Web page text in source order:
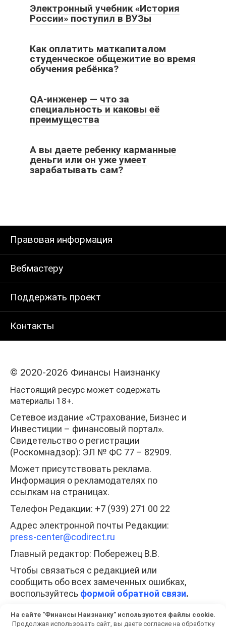
Электронный учебник «История
России» поступил в ВУЗы
Как оплатить маткапиталом
студенческое общежитие во время
обучения ребёнка?
QA-инженер — что за
специальность и каковы её
преимущества
А вы даете ребенку карманные
деньги или он уже умеет
зарабатывать сам?
Правовая информация
Вебмастеру
Поддержать проект
Контакты
© 2020-2026 Финансы Наизнанку
Настоящий ресурс может содержать
материалы 18+.
Сетевое издание «Страхование, Бизнес и
Инвестиции – финансовый портал».
Свидетельство о регистрации
(Роскомнадзор): ЭЛ № ФС 77 – 82909.
Может присутствовать реклама.
Информация о рекламодателях по
ссылкам на страницах.
Телефон Редакции: +7 (939) 271 00 22
Адрес электронной почты Редакции:
press-center@codirect.ru
Главный редактор: Побережец В.В.
Чтобы связаться с редакцией или
сообщить обо всех замеченных ошибках,
воспользуйтесь формой обратной связи.
При полном или частичном использовании
любых материалов гиперссылка на
На сайте "Финансы Наизнанку" используются файлы cookie.
Продолжая использовать сайт, вы даете согласие на обработку